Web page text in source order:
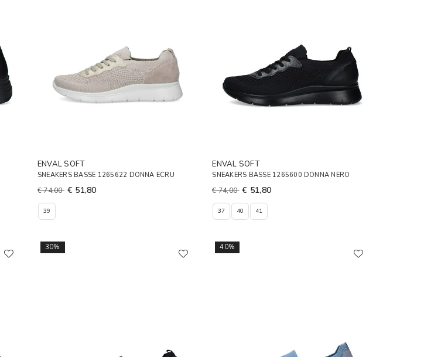
ENVAL SOFT
SNEAKERS BASSE 1265622 DONNA ECRU
€ 74,00 € 51,80
39
ENVAL SOFT
SNEAKERS BASSE 1265600 DONNA NERO
€ 74,00 € 51,80
37 40 41
30% 40%